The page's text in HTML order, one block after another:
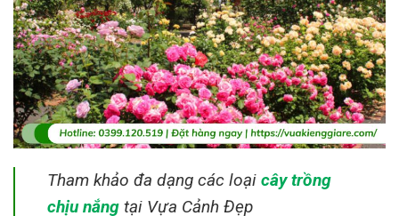
Tham khảo đa dạng các loại cây trồng
chịu nắng tại Vựa Cảnh Đẹp